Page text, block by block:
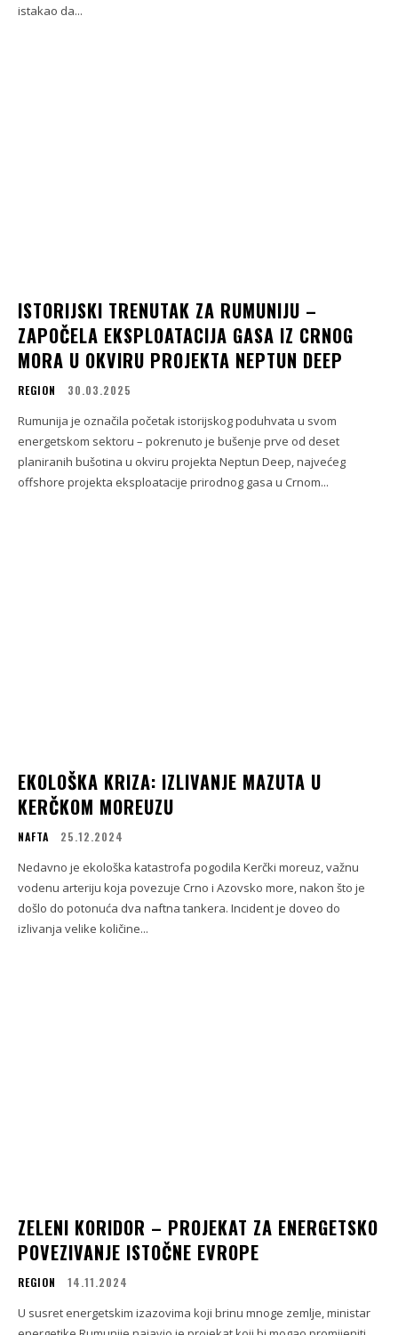
istakao da...
ISTORIJSKI TRENUTAK ZA RUMUNIJU –
ZAPOČELA EKSPLOATACIJA GASA IZ CRNOG
MORA U OKVIRU PROJEKTA NEPTUN DEEP
REGION 30.03.2025
Rumunija je označila početak istorijskog poduhvata u svom
energetskom sektoru – pokrenuto je bušenje prve od deset
planiranih bušotina u okviru projekta Neptun Deep, najvećeg
offshore projekta eksploatacije prirodnog gasa u Crnom...
EKOLOŠKA KRIZA: IZLIVANJE MAZUTA U
KERČKOM MOREUZU
NAFTA 25.12.2024
Nedavno je ekološka katastrofa pogodila Kerčki moreuz, važnu
vodenu arteriju koja povezuje Crno i Azovsko more, nakon što je
došlo do potonuća dva naftna tankera. Incident je doveo do
izlivanja velike količine...
ZELENI KORIDOR – PROJEKAT ZA ENERGETSKO
POVEZIVANJE ISTOČNE EVROPE
REGION 14.11.2024
U susret energetskim izazovima koji brinu mnoge zemlje, ministar